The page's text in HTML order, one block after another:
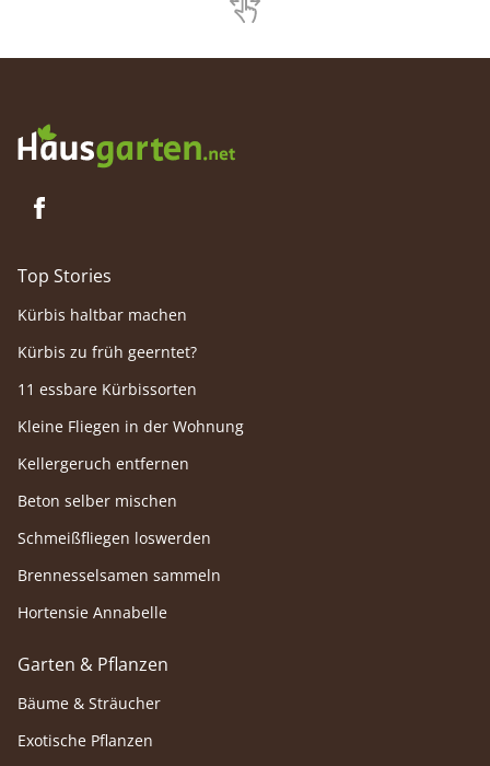
Top Stories
Kürbis haltbar machen
Kürbis zu früh geerntet?
11 essbare Kürbissorten
Kleine Fliegen in der Wohnung
Kellergeruch entfernen
Beton selber mischen
Schmeißfliegen loswerden
Brennesselsamen sammeln
Hortensie Annabelle
Garten & Pflanzen
Bäume & Sträucher
Exotische Pflanzen